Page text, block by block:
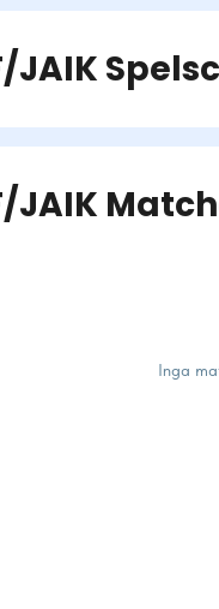
JAIK
JAIK
Inga